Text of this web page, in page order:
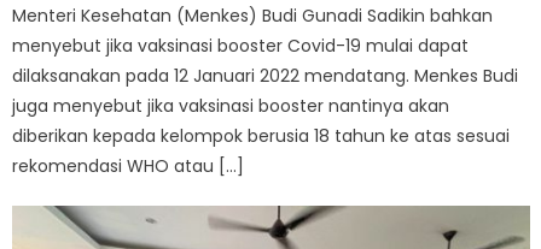
Menteri Kesehatan (Menkes) Budi Gunadi Sadikin bahkan
menyebut jika vaksinasi booster Covid-19 mulai dapat
dilaksanakan pada 12 Januari 2022 mendatang. Menkes Budi
juga menyebut jika vaksinasi booster nantinya akan
diberikan kepada kelompok berusia 18 tahun ke atas sesuai
rekomendasi WHO atau […]